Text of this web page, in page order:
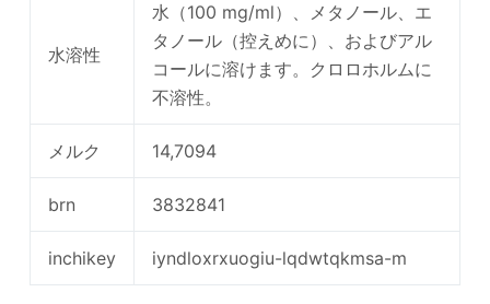
水溶性
水（100 mg/ml）、メタノール、エ
タノール（控えめに）、およびアル
コールに溶けます。クロロホルムに
不溶性。
メルク 14,7094
brn 3832841
inchikey iyndloxrxuogiu-lqdwtqkmsa-m